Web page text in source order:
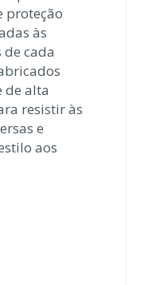
proteção
às
cada
de alta
resistir às
e
aos